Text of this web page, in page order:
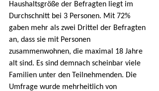
Haushaltsgröße der Befragten liegt im
Durchschnitt bei 3 Personen. Mit 72%
gaben mehr als zwei Drittel der Befragten
an, dass sie mit Personen
zusammenwohnen, die maximal 18 Jahre
alt sind. Es sind demnach scheinbar viele
Familien unter den Teilnehmenden. Die
Umfrage wurde mehrheitlich von